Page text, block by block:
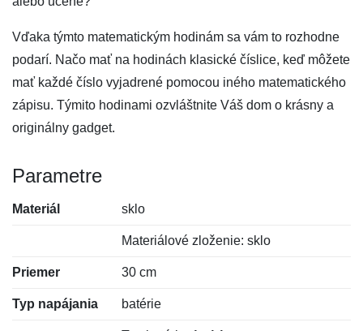
Vďaka týmto matematickým hodinám sa vám to rozhodne
podarí. Načo mať na hodinách klasické číslice, keď môžete
mať každé číslo vyjadrené pomocou iného matematického
zápisu. Týmito hodinami ozvláštnite Váš dom o krásny a
originálny gadget.
Parametre
Materiál sklo
Materiálové zloženie: sklo
Priemer 30 cm
Typ napájania batérie